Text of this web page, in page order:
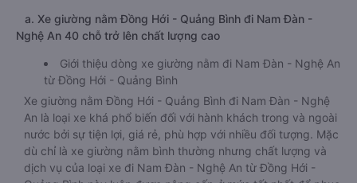
a. Xe giường nằm Đồng Hới - Quảng Bình đi Nam Đàn -
Nghệ An 40 chỗ trở lên chất lượng cao
Giới thiệu dòng xe giường nằm đi Nam Đàn - Nghệ An
từ Đồng Hới - Quảng Bình
Xe giường nằm Đồng Hới - Quảng Bình đi Nam Đàn - Nghệ
An là loại xe khá phổ biến đối với hành khách trong và ngoài
nước bởi sự tiện lợi, giá rẻ, phù hợp với nhiều đối tượng. Mặc
dù chỉ là xe giường nằm bình thường nhưng chất lượng và
dịch vụ của loại xe đi Nam Đàn - Nghệ An từ Đồng Hới -